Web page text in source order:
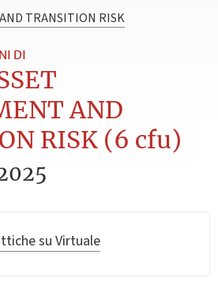
TRANSITION RISK
DI
AND
RISK (6 cfu)
su Virtuale